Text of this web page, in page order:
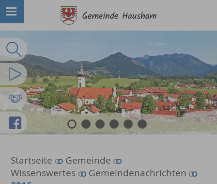
1 2 3 4 5 6
Imagefilm
Partnergemeinden
Facebook
Startseite
Gemeinde
Wissenswertes
Gemeindenachrichten